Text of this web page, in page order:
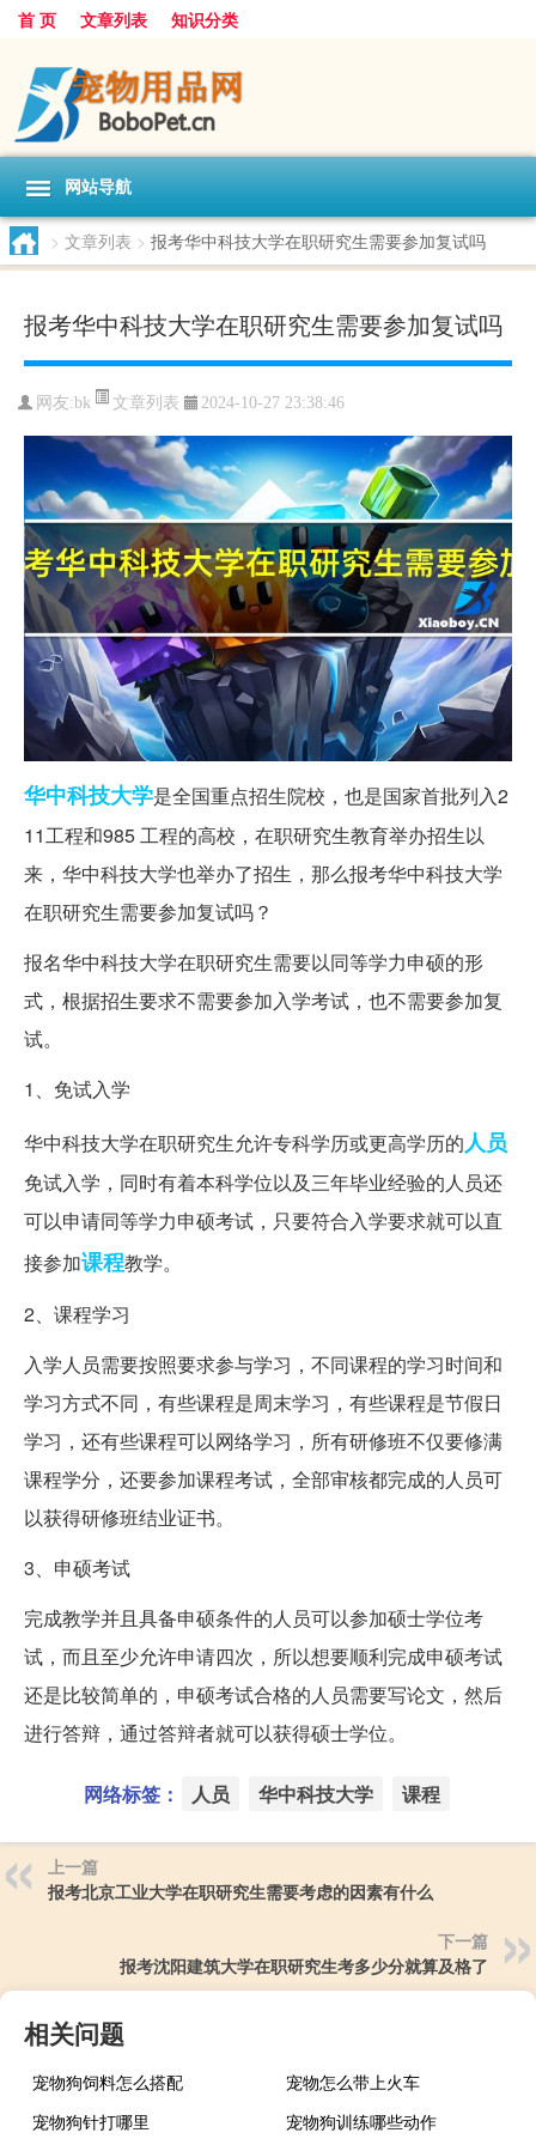
首 页 文章列表 知识分类
网站导航
> 文章列表 > 报考华中科技大学在职研究生需要参加复试吗
报考华中科技大学在职研究生需要参加复试吗
网友:bk 文章列表 2024-10-27 23:38:46
华中科技大学是全国重点招生院校，也是国家首批列入2
11工程和985 工程的高校，在职研究生教育举办招生以
来，华中科技大学也举办了招生，那么报考华中科技大学
在职研究生需要参加复试吗？
报名华中科技大学在职研究生需要以同等学力申硕的形
式，根据招生要求不需要参加入学考试，也不需要参加复
试。
1、免试入学
华中科技大学在职研究生允许专科学历或更高学历的人员
免试入学，同时有着本科学位以及三年毕业经验的人员还
可以申请同等学力申硕考试，只要符合入学要求就可以直
接参加课程教学。
2、课程学习
入学人员需要按照要求参与学习，不同课程的学习时间和
学习方式不同，有些课程是周末学习，有些课程是节假日
学习，还有些课程可以网络学习，所有研修班不仅要修满
课程学分，还要参加课程考试，全部审核都完成的人员可
以获得研修班结业证书。
3、申硕考试
完成教学并且具备申硕条件的人员可以参加硕士学位考
试，而且至少允许申请四次，所以想要顺利完成申硕考试
还是比较简单的，申硕考试合格的人员需要写论文，然后
进行答辩，通过答辩者就可以获得硕士学位。
网络标签： 人员 华中科技大学 课程
上一篇
报考北京工业大学在职研究生需要考虑的因素有什么
下一篇
报考沈阳建筑大学在职研究生考多少分就算及格了
相关问题
宠物狗饲料怎么搭配
宠物怎么带上火车
宠物狗针打哪里
宠物狗训练哪些动作